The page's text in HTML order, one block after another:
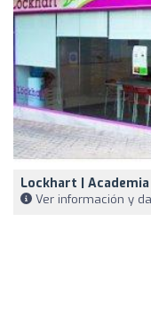
Lockhart |
Ver información y